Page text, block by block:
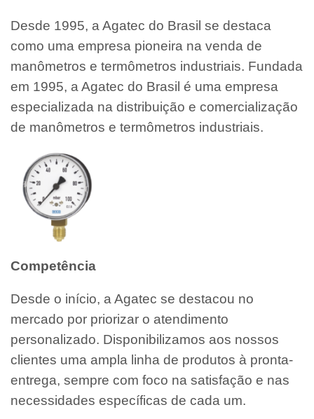
Desde 1995, a Agatec do Brasil se destaca
como uma empresa pioneira na venda de
manômetros e termômetros industriais. Fundada
em 1995, a Agatec do Brasil é uma empresa
especializada na distribuição e comercialização
de manômetros e termômetros industriais.
Competência
Desde o início, a Agatec se destacou no
mercado por priorizar o atendimento
personalizado. Disponibilizamos aos nossos
clientes uma ampla linha de produtos à pronta-
entrega, sempre com foco na satisfação e nas
necessidades específicas de cada um.